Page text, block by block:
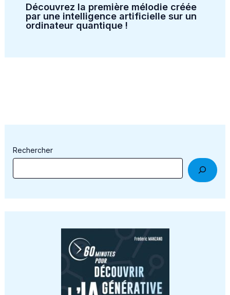
Découvrez la première mélodie créée
par une intelligence artificielle sur un
ordinateur quantique !
Rechercher